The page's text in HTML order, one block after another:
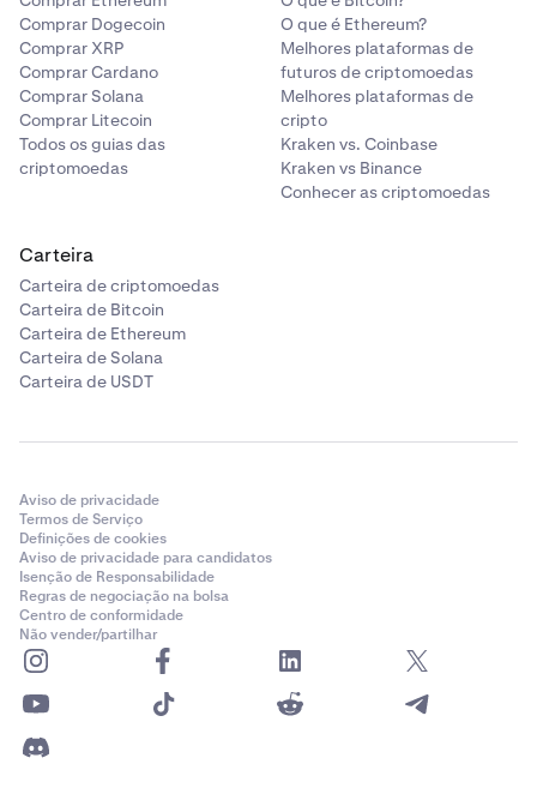
Comprar Dogecoin
Comprar XRP
Comprar Cardano
Comprar Solana
Comprar Litecoin
Todos os guias das
criptomoedas
O que é Ethereum?
Melhores plataformas de
futuros de criptomoedas
Melhores plataformas de
cripto
Kraken vs. Coinbase
Kraken vs Binance
Conhecer as criptomoedas
Carteira
Carteira de criptomoedas
Carteira de Bitcoin
Carteira de Ethereum
Carteira de Solana
Carteira de USDT
Aviso de privacidade
Termos de Serviço
Definições de cookies
Aviso de privacidade para candidatos
Isenção de Responsabilidade
Regras de negociação na bolsa
Centro de conformidade
Não vender/partilhar